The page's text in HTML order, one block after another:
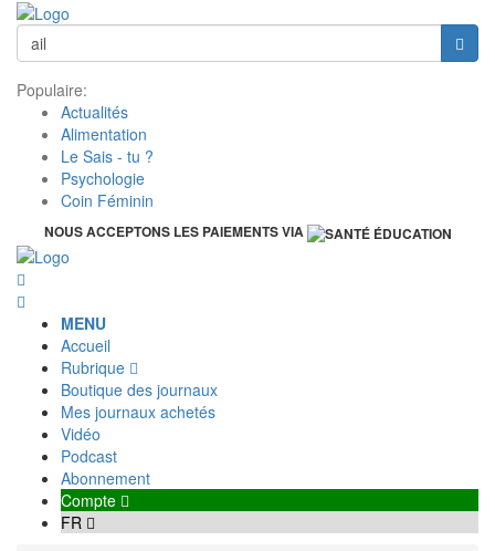
Populaire:
Actualités
Alimentation
Le Sais - tu ?
Psychologie
Coin Féminin
NOUS ACCEPTONS LES PAIEMENTS VIA
MENU
Accueil
Rubrique
Boutique des journaux
Mes journaux achetés
Vidéo
Podcast
Abonnement
Compte
FR